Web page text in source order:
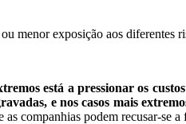
menor exposição aos diferentes
está a pressionar os custos
e nos casos mais
companhias podem recusar-se a